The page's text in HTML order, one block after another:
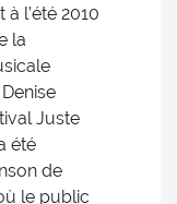
l’été 2010
la
Juste
été
de
le public